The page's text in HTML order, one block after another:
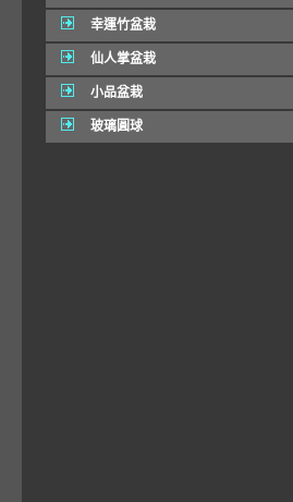
幸運竹盆栽
仙人掌盆栽
小品盆栽
玻璃圓球